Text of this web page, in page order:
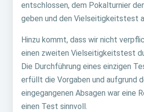
entschlossen, dem Pokalturnier
geben und den Vielseitigkeitstest
Hinzu kommt, dass wir nicht
einen zweiten Vielseitigkeitstest
Die Durchführung eines einzigen
erfüllt die Vorgaben und aufgrund
eingegangenen Absagen war eine
einen Test sinnvoll.